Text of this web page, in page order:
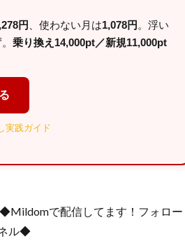
円 、使わない月は1,078円 。浮い
乗り換え14,000pt／新規11,000pt
実践ガイド
で配信してます！フォロー
ル◆